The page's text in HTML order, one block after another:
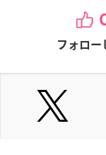
フォロー